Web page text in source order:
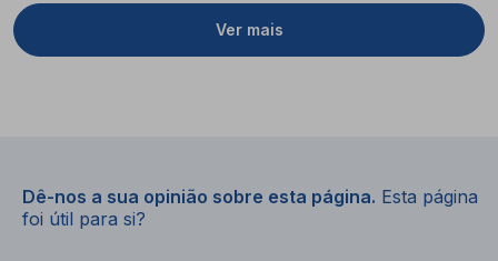
Ver mais
Dê-nos a sua opinião sobre esta página. Esta página
foi útil para si?